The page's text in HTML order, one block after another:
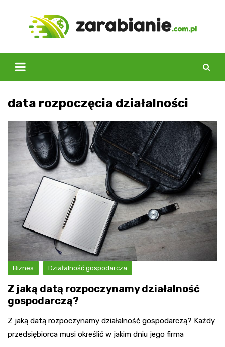
data rozpoczęcia działalności
Biznes Działalność gospodarcza
Z jaką datą rozpoczynamy działalność
gospodarczą?
Z jaką datą rozpoczynamy działalność gospodarczą? Każdy
przedsiębiorca musi określić w jakim dniu jego firma